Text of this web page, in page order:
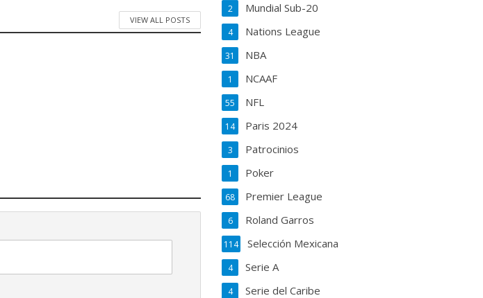
VIEW ALL POSTS
Mundial Sub-20
2
Nations League
4
NBA
31
NCAAF
1
NFL
55
Paris 2024
14
Patrocinios
3
Poker
1
Premier League
68
Roland Garros
6
Selección Mexicana
114
Serie A
4
Serie del Caribe
4